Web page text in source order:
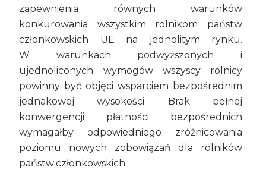
zapewnienia równych warunków
konkurowania wszystkim rolnikom państw
członkowskich UE na jednolitym rynku.
W warunkach podwyższonych i
ujednoliconych wymogów wszyscy rolnicy
powinny być objęci wsparciem bezpośrednim
jednakowej wysokości. Brak pełnej
konwergencji płatności bezpośrednich
wymagałby odpowiedniego zróżnicowania
poziomu nowych zobowiązań dla rolników
państw członkowskich.